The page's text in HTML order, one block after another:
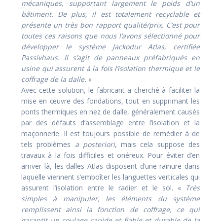
mécaniques, supportant largement le poids d’un
bâtiment. De plus, il est totalement recyclable et
présente un très bon rapport qualité/prix. C’est pour
toutes ces raisons que nous l’avons sélectionné pour
développer le système Jackodur Atlas, certifiée
Passivhaus. Il s’agit de panneaux préfabriqués en
usine qui assurent à la fois l’isolation thermique et le
coffrage de la dalle. »
Avec cette solution, le fabricant a cherché à faciliter la
mise en œuvre des fondations, tout en supprimant les
ponts thermiques en nez de dalle, généralement causés
par des défauts d’assemblage entre l’isolation et la
maçonnerie. Il est toujours possible de remédier à de
tels problèmes a posteriori, mais cela suppose des
travaux à la fois difficiles et onéreux. Pour éviter d’en
arriver là, les dalles Atlas disposent d’une rainure dans
laquelle viennent s’emboîter les languettes verticales qui
assurent l’isolation entre le radier et le sol. « Très
simples à manipuler, les éléments du système
remplissent ainsi la fonction de coffrage, ce qui